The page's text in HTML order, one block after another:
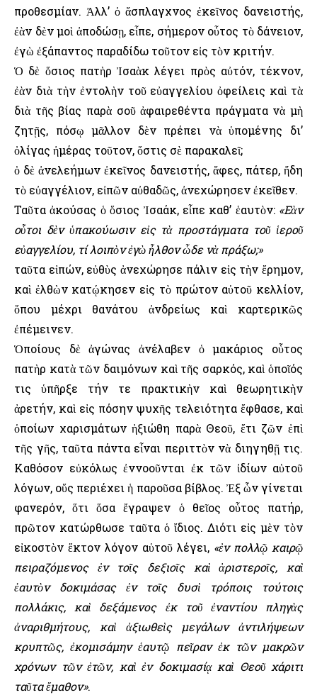
προθεσμίαν. Ἀλλ’ ὁ ἄσπλαγχνος ἐκεῖνος δανειστής,
ἐὰν δὲν μοὶ ἀποδώσῃ, εἶπε, σήμερον οὗτος τὸ δάνειον,
ἐγὼ ἐξάπαντος παραδίδω τοῦτον εἰς τὸν κριτήν.
Ὁ δὲ ὅσιος πατὴρ Ἰσαὰκ λέγει πρὸς αὐτόν, τέκνον,
ἐὰν διὰ τὴν ἐντολὴν τοῦ εὐαγγελίου ὀφείλεις καὶ τὰ
διὰ τῆς βίας παρὰ σοῦ ἀφαιρεθέντα πράγματα νὰ μὴ
ζητῇς, πόσῳ μᾶλλον δὲν πρέπει νὰ ὑπομένης δι’
ὀλίγας ἡμέρας τοῦτον, ὅστις σὲ παρακαλεῖ;
ὁ δὲ ἀνελεήμων ἐκεῖνος δανειστής, ἅφες, πάτερ, ἤδη
τὸ εὐαγγέλιον, εἰπῶν αὐθαδῶς, ἀνεχώρησεν ἐκεῖθεν.
Ταῦτα ἀκούσας ὁ ὅσιος Ἰσαάκ, εἶπε καθ’ ἑαυτὸν: «Εὰν
οὗτοι δὲν ὑπακούωσιν εἰς τὰ προστάγματα τοῦ ἱεροῦ
εὐαγγελίου, τί λοιπὸν ἐγὼ ἦλθον ὧδε νὰ πράξω;»
ταῦτα εἰπών, εὐθὺς ἀνεχώρησε πάλιν εἰς τὴν ἔρημον,
καὶ ἐλθὼν κατῴκησεν εἰς τὸ πρώτον αὑτοῦ κελλίον,
ὅπου μέχρι θανάτου ἀνδρείως καὶ καρτερικῶς
ἐπέμεινεν.
Ὁποίους δὲ ἀγώνας ἀνέλαβεν ὁ μακάριος οὗτος
πατὴρ κατὰ τῶν δαιμόνων καὶ τῆς σαρκός, καὶ ὁποῖός
τις ὑπῆρξε τήν τε πρακτικὴν καὶ θεωρητικὴν
ἀρετήν, καὶ εἰς πόσην ψυχῆς τελειότητα ἔφθασε, καὶ
ὁποίων χαρισμάτων ἠξιώθη παρὰ Θεοῦ, ἔτι ζῶν ἐπὶ
τῆς γῆς, ταῦτα πάντα εἶναι περιττὸν νὰ διηγηθῇ τις.
Καθόσον εὐκόλως ἐννοοῦνται ἐκ τῶν ἰδίων αὑτοῦ
λόγων, οὕς περιέχει ἡ παροῦσα βίβλος. Ἐξ ὧν γίνεται
φανερόν, ὅτι ὅσα ἔγραψεν ὁ θεῖος οὗτος πατήρ,
πρῶτον κατώρθωσε ταῦτα ὁ ἴδιος. Διότι εἰς μὲν τὸν
εἰκοστὸν ἕκτον λόγον αὑτοῦ λέγει, «ἐν πολλῷ καιρῷ
πειραζόμενος ἐν τοῖς δεξιοῖς καὶ ἀριστεροῖς, καὶ
ἑαυτὸν δοκιμάσας ἐν τοῖς δυσὶ τρόποις τούτοις
πολλάκις, καὶ δεξάμενος ἐκ τοῦ ἐναντίου πληγὰς
ἀναριθμήτους, καὶ ἀξιωθεὶς μεγάλων ἀντιλήψεων
κρυπτῶς, ἐκομισάμην ἑαυτῷ πεῖραν ἐκ τῶν μακρῶν
χρόνων τῶν ἐτῶν, καὶ ἐν δοκιμασίᾳ καὶ Θεοῦ χάριτι
ταῦτα ἔμαθον».